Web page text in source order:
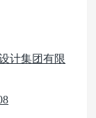
计集团有限